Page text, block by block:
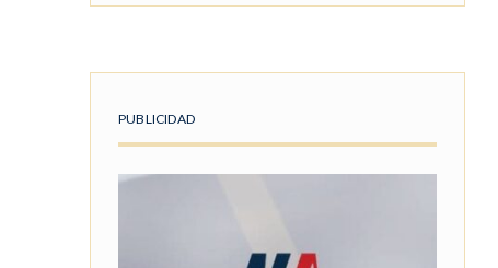
PUBLICIDAD